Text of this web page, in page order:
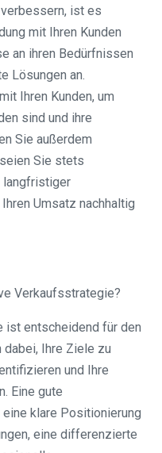
ist es
mit Ihren Kunden
an ihren Bedürfnissen
Lösungen an.
Ihren Kunden, um
sind und ihre
Sie außerdem
Sie stets
langfristiger
Umsatz nachhaltig
Verkaufsstrategie?
entscheidend für den
dabei, Ihre Ziele zu
und Ihre
Eine gute
klare Positionierung
eine differenzierte